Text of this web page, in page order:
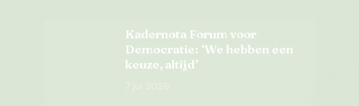
Kadernota Forum voor
Democratie: ‘We hebben een
keuze, altijd’